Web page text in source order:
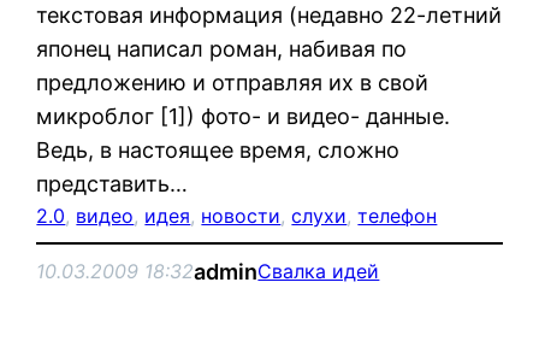
текстовая информация (недавно 22-летний
японец написал роман, набивая по
предложению и отправляя их в свой
микроблог [1]) фото- и видео- данные.
Ведь, в настоящее время, сложно
представить…
2.0, видео, идея, новости, слухи, телефон
10.03.2009 18:32adminСвалка идей